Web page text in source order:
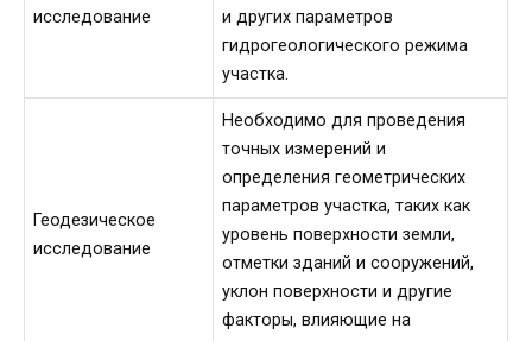
исследование
и других параметров
гидрогеологического режима
участка.
Геодезическое
исследование
Необходимо для проведения
точных измерений и
определения геометрических
параметров участка, таких как
уровень поверхности земли,
отметки зданий и сооружений,
уклон поверхности и другие
факторы, влияющие на